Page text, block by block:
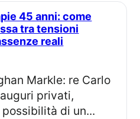
tra tensioni
reali
privati,
di un...